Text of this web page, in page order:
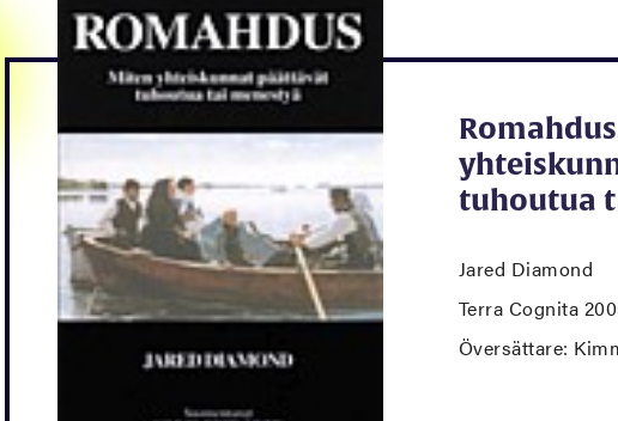
tuhoutua
Jared Diamond
Terra Cognita
Översättare: